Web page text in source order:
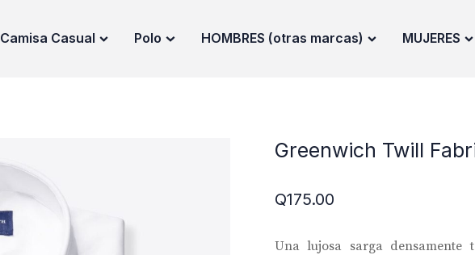
Camisa Casual Polo HOMBRES (otras marcas) MUJERES
Greenwich Twill
Q175.00
Una lujosa sarga densamente